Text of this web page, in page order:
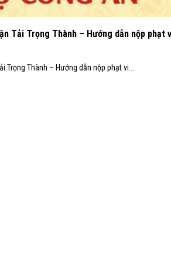
Tải Trọng Thành – Hướng dẫn nộp phạt
Trọng Thành – Hướng dẫn nộp phạt vi...